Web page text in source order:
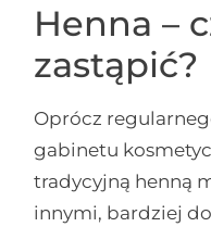
Henna –
zastąpić?
Oprócz
gabinetu
tradycyjną henną
innymi, bardziej